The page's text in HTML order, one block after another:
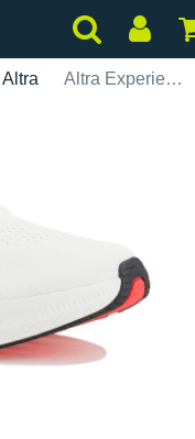
Altra Altra Experience Flow ST Herren